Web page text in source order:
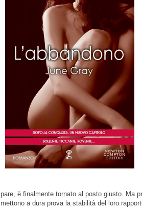
pare, è finalmente tornato al posto giusto. Ma
mettono a dura prova la stabilità del loro